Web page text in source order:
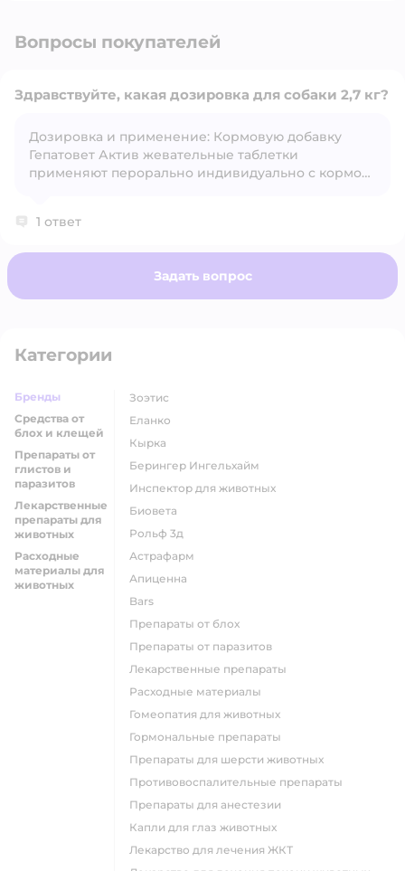
Вопросы покупателей
Открыть вопрос
Здравствуйте, какая дозировка для собаки 2,7 кг?
Дозировка и применение: Кормовую добавку
Гепатовет Актив жевательные таблетки
применяют перорально индивидуально с кормом
по 1 таблетке на 10 кг массы тела животного 2 — 3
1 ответ
Задать вопрос
Категории
Бренды
Средства от
блох и клещей
Препараты от
глистов и
паразитов
Лекарственные
препараты для
животных
Расходные
материалы для
животных
Зоэтис
Еланко
Кырка
Берингер Ингельхайм
Инспектор для животных
Биовета
Рольф 3д
Астрафарм
Апиценна
Bars
Препараты от блох
Препараты от паразитов
Лекарственные препараты
Расходные материалы
Гомеопатия для животных
Гормональные препараты
Препараты для шерсти животных
Противовоспалительные препараты
Препараты для анестезии
Капли для глаз животных
Лекарство для лечения ЖКТ